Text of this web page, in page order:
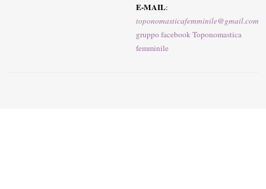
E-MAIL:
toponomasticafemminile@gmail.com
gruppo facebook Toponomastica
femminile